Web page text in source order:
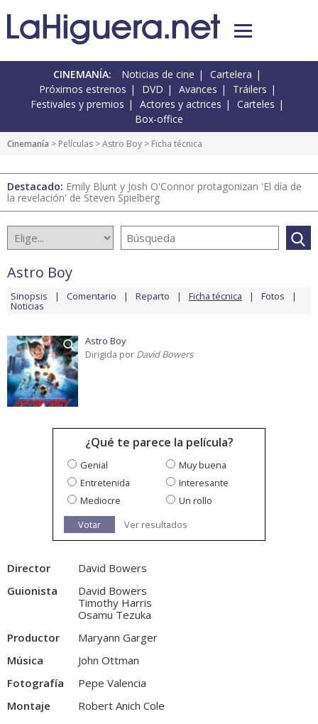
CINEMANÍA: Noticias de cine
Cartelera
Próximos estrenos
DVD Avances
Tráilers
Festivales y premios
Actores y actrices
Carteles
Box-office
Cinemanía > Películas >Astro Boy > Ficha técnica
Destacado: Emily Blunt y Josh O'Connor protagonizan 'El día de
la revelación' de Steven Spielberg
Astro Boy
Sinopsis Comentario Reparto Ficha técnica Fotos
Noticias
Astro Boy
Dirigida por David Bowers
¿Qué te parece la película?
Genial
Muy buena
Entretenida
Interesante
Mediocre
Un rollo
Votar
Ver resultados
Director
David Bowers
Guionista
David Bowers
Timothy Harris
Osamu Tezuka
Productor
Maryann Garger
Música
John Ottman
Fotografía
Pepe Valencia
Montaje
Robert Anich Cole